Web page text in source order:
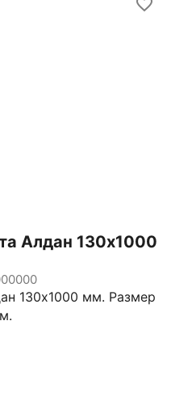
Алдан 130x1000
130x1000 мм. Размер